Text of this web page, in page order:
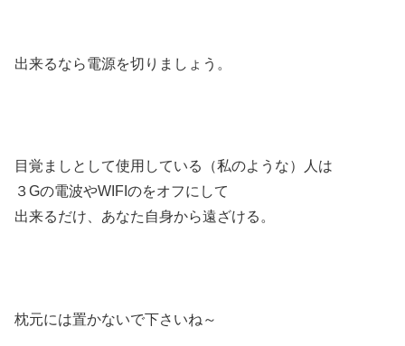
出来るなら電源を切りましょう。
目覚ましとして使用している（私のような）人は
３Gの電波やWIFIのをオフにして
出来るだけ、あなた自身から遠ざける。
枕元には置かないで下さいね～